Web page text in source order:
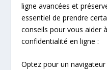
ligne avancées et
essentiel de prendre
conseils pour vous aider
confidentialité en ligne :
Optez pour un